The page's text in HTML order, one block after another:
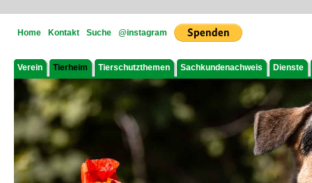
Home Kontakt Suche @instagram
Verein Tierheim Tierschutzthemen Sachkundenachweis Dienste